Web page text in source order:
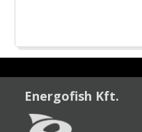
Energofish Kft.